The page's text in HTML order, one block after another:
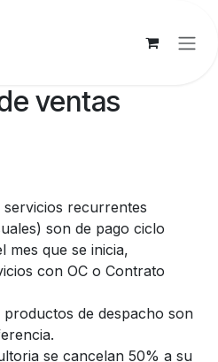
ventas
servicios recurrentes
son de pago ciclo
mes que se inicia,
con OC o Contrato
productos de despacho son
se cancelan 50% a su